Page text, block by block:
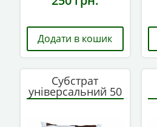
Додати в кошик
Субстрат
універсальний 50
л